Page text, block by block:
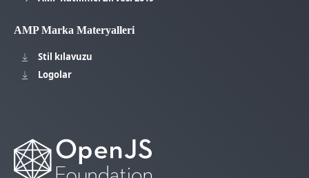
AMP Marka Materyalleri
Stil kılavuzu
Logolar